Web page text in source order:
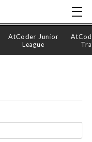
AtCoder Junior
League